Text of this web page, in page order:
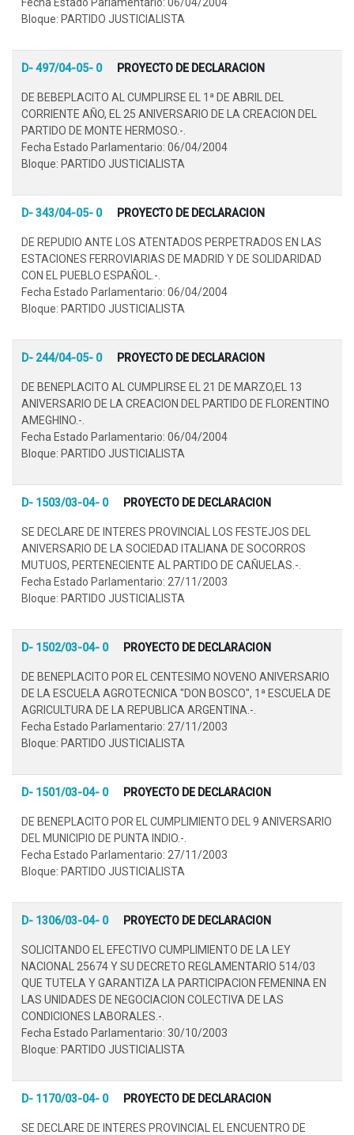
Bloque: PARTIDO JUSTICIALISTA
D- 497/04-05- 0 PROYECTO DE DECLARACION
DE BEBEPLACITO AL CUMPLIRSE EL 1ª DE ABRIL DEL
CORRIENTE AÑO, EL 25 ANIVERSARIO DE LA CREACION DEL
PARTIDO DE MONTE HERMOSO.-.
Fecha Estado Parlamentario: 06/04/2004
Bloque: PARTIDO JUSTICIALISTA
D- 343/04-05- 0 PROYECTO DE DECLARACION
DE REPUDIO ANTE LOS ATENTADOS PERPETRADOS EN LAS
ESTACIONES FERROVIARIAS DE MADRID Y DE SOLIDARIDAD
CON EL PUEBLO ESPAÑOL.-.
Fecha Estado Parlamentario: 06/04/2004
Bloque: PARTIDO JUSTICIALISTA
D- 244/04-05- 0 PROYECTO DE DECLARACION
DE BENEPLACITO AL CUMPLIRSE EL 21 DE MARZO,EL 13
ANIVERSARIO DE LA CREACION DEL PARTIDO DE FLORENTINO
AMEGHINO.-.
Fecha Estado Parlamentario: 06/04/2004
Bloque: PARTIDO JUSTICIALISTA
D- 1503/03-04- 0 PROYECTO DE DECLARACION
SE DECLARE DE INTERES PROVINCIAL LOS FESTEJOS DEL
ANIVERSARIO DE LA SOCIEDAD ITALIANA DE SOCORROS
MUTUOS, PERTENECIENTE AL PARTIDO DE CAÑUELAS.-.
Fecha Estado Parlamentario: 27/11/2003
Bloque: PARTIDO JUSTICIALISTA
D- 1502/03-04- 0 PROYECTO DE DECLARACION
DE BENEPLACITO POR EL CENTESIMO NOVENO ANIVERSARIO
DE LA ESCUELA AGROTECNICA "DON BOSCO", 1ª ESCUELA DE
AGRICULTURA DE LA REPUBLICA ARGENTINA.-.
Fecha Estado Parlamentario: 27/11/2003
Bloque: PARTIDO JUSTICIALISTA
D- 1501/03-04- 0 PROYECTO DE DECLARACION
DE BENEPLACITO POR EL CUMPLIMIENTO DEL 9 ANIVERSARIO
DEL MUNICIPIO DE PUNTA INDIO.-.
Fecha Estado Parlamentario: 27/11/2003
Bloque: PARTIDO JUSTICIALISTA
D- 1306/03-04- 0 PROYECTO DE DECLARACION
SOLICITANDO EL EFECTIVO CUMPLIMIENTO DE LA LEY
NACIONAL 25674 Y SU DECRETO REGLAMENTARIO 514/03
QUE TUTELA Y GARANTIZA LA PARTICIPACION FEMENINA EN
LAS UNIDADES DE NEGOCIACION COLECTIVA DE LAS
CONDICIONES LABORALES.-.
Fecha Estado Parlamentario: 30/10/2003
Bloque: PARTIDO JUSTICIALISTA
D- 1170/03-04- 0 PROYECTO DE DECLARACION
SE DECLARE DE INTERES PROVINCIAL EL ENCUENTRO DE